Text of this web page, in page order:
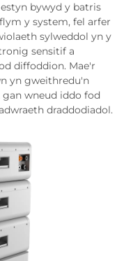
bywyd y batris
y system, fel arfer
sylweddol yn y
sensitif a
diffoddion. Mae'r
yn gweithredu'n
wneud iddo fod
draddodiadol.